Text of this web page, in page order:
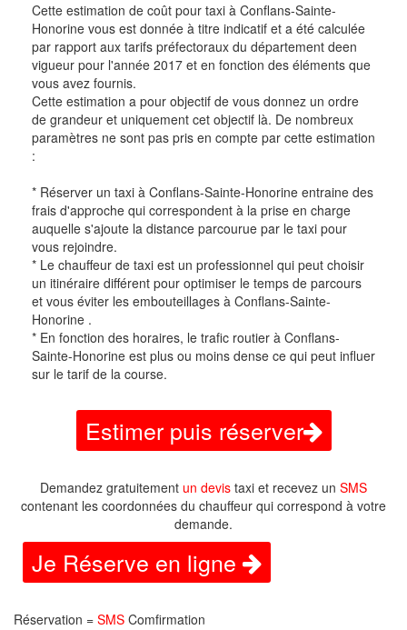
Cette estimation de coût pour taxi à Conflans-Sainte-
Honorine vous est donnée à titre indicatif et a été calculée
par rapport aux tarifs préfectoraux du département deen
vigueur pour l'année 2017 et en fonction des éléments que
vous avez fournis.
Cette estimation a pour objectif de vous donnez un ordre
de grandeur et uniquement cet objectif là. De nombreux
paramètres ne sont pas pris en compte par cette estimation
:
* Réserver un taxi à Conflans-Sainte-Honorine entraine des
frais d'approche qui correspondent à la prise en charge
auquelle s'ajoute la distance parcourue par le taxi pour
vous rejoindre.
* Le chauffeur de taxi est un professionnel qui peut choisir
un itinéraire différent pour optimiser le temps de parcours
et vous éviter les embouteillages à Conflans-Sainte-
Honorine .
* En fonction des horaires, le trafic routier à Conflans-
Sainte-Honorine est plus ou moins dense ce qui peut influer
sur le tarif de la course.
Estimer puis réserver
Demandez gratuitement un devis taxi et recevez un SMS
contenant les coordonnées du chauffeur qui correspond à votre
demande.
Je Réserve en ligne
Réservation = SMS Comfirmation